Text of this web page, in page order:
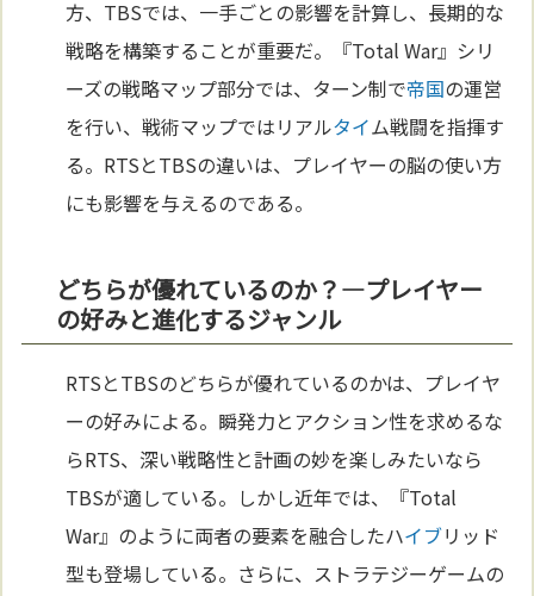
方、TBSでは、一手ごとの影響を計算し、長期的な
戦略を構築することが重要だ。『Total War』シリ
ーズの戦略マップ部分では、ターン制で帝国の運営
を行い、戦術マップではリアルタイム戦闘を指揮す
る。RTSとTBSの違いは、プレイヤーの脳の使い方
にも影響を与えるのである。
どちらが優れているのか？—プレイヤー
の好みと進化するジャンル
RTSとTBSのどちらが優れているのかは、プレイヤ
ーの好みによる。瞬発力とアクション性を求めるな
らRTS、深い戦略性と計画の妙を楽しみたいなら
TBSが適している。しかし近年では、『Total
War』のように両者の要素を融合したハイブリッド
型も登場している。さらに、ストラテジーゲームの